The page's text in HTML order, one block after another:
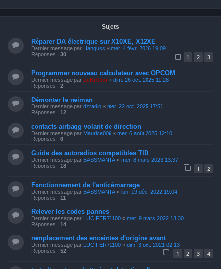
Sujets
Réparer DA électrique sur X10XE, X12XE
Dernier message par Hanguss « mer. 4 févr. 2026 19:09
Réponses : 30 1 2 3
Programmer nouveau calculateur avec OPCOM
Dernier message par LeKiffeur « dim. 26 oct. 2025 11:28
Réponses : 2
Démonter le neiman
Dernier message par dzradio « mer. 22 oct. 2025 17:51
Réponses : 12
contacts airbaqg volant de direction
Dernier message par Maurice006 « mer. 6 août 2025 12:10
Réponses : 6
Guide des autoradios compatibles TID
Dernier message par BASSMANTA « mer. 8 mars 2023 13:37
Réponses : 18 1 2
Fonctionnement de l'antidémarrage
Dernier message par BASSMANTA « lun. 19 déc. 2022 19:04
Réponses : 11
Relever les codes pannes
Dernier message par LUCIFER71100 « mer. 9 mars 2022 13:30
Réponses : 14
remplacement des enceintes d'origine avant
Dernier message par LUCIFER71100 « dim. 3 oct. 2021 02:13
Réponses : 52 1 2 3 4